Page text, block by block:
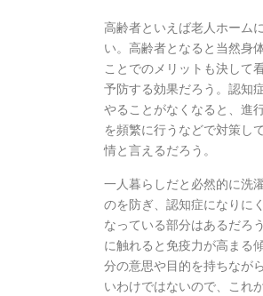
高齢者といえば老人ホーム
い。高齢者となると当然身
ことでのメリットも決して
予防する効果だろう。認知
やることがなくなると、進
を頻繁に行うなどで対策し
情と言えるだろう。
一人暮らしだと必然的に洗
のを防ぎ、認知症になりに
なっている部分はあるだろ
に触れると免疫力が高まる
分の意思や目的を持ちなが
いわけではないので、これ